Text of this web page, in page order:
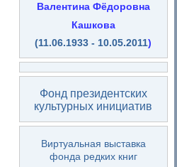
Валентина Фёдоровна
Кашкова
(11.06.1933 - 10.05.2011)
Фонд президентских
культурных инициатив
Виртуальная выставка
фонда редких книг